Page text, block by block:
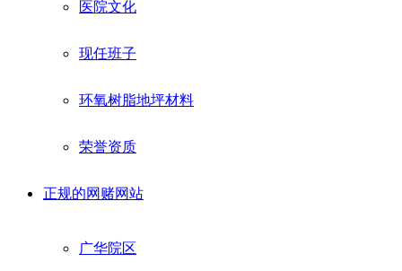
医院文化
现任班子
环氧树脂地坪材料
荣誉资质
正规的网赌网站
广华院区